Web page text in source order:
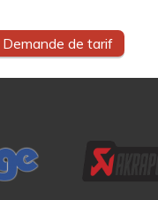
Demande de tarif